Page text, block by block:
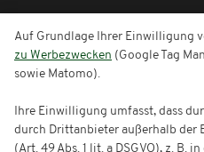
Auf Grundlage Ihrer Einwilligung
zu Werbezwecken (Google Tag
sowie Matomo).
Ihre Einwilligung umfasst, dass
durch Drittanbieter außerhalb der
(Art. 49 Abs. 1 lit. a DSGVO), z. B.